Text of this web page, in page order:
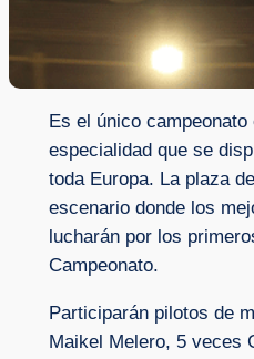
Es el único
especialidad que se
toda Europa. La plaza
escenario donde los
lucharán por los
Campeonato.
Participarán pilotos de
Maikel Melero, 5 veces